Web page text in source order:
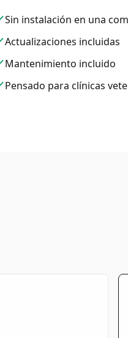
Sin instalación en una
Actualizaciones incluidas
Mantenimiento incluido
Pensado para clínicas